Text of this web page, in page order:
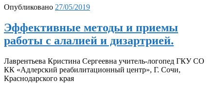
Опубликовано 27/05/2019
Эффективные методы и приемы
работы с алалией и дизартрией.
Лаврентьева Кристина Сергеевна учитель-логопед ГКУ СО
КК «Адлерский реабилитационный центр», Г. Сочи,
Краснодарского края